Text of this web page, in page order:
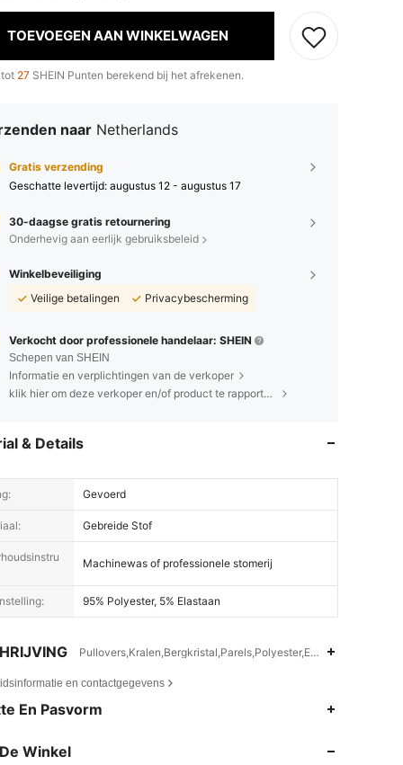
Borstbeeld: 94 cm / 37 in, Kleur: Wit, Maat: M
TOEVOEGEN AAN WINKELWAGEN
27 SHEIN Punten berekend bij het afrekenen.
naar Netherlands
Gratis verzending
Geschatte levertijd: augustus 12 - augustus 17
30-daagse gratis retournering
Onderhevig aan eerlijk gebruiksbeleid
Winkelbeveiliging
Veilige betalingen
Privacybescherming
Verkocht door professionele handelaar: SHEIN
Schepen van SHEIN
Informatie en verplichtingen van de verkoper
klik hier om deze verkoper en/of product te rapporteren.
& Details
Gevoerd
Gebreide Stof
Machinewas of professionele stomerij
95% Polyester, 5% Elastaan
Pullovers,Kralen,Bergkristal,Parels,Polyester,Elastaan
en contactgegevens
En Pasvorm
Winkel
4.85